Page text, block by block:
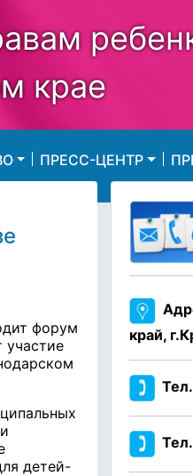
крае
ПРЕСС-ЦЕНТР
форум
участие
детей-
край,